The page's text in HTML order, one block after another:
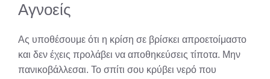
Αγνοείς
Ας υποθέσουμε ότι η κρίση σε βρίσκει απροετοίμαστο
και δεν έχεις προλάβει να αποθηκεύσεις τίποτα. Μην
πανικοβάλλεσαι. Το σπίτι σου κρύβει νερό που